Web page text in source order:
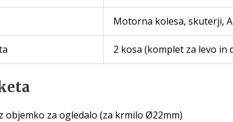
Motorna kolesa, skuterji,
2 kosa (komplet za levo in
objemko za ogledalo (za krmilo Ø22mm)